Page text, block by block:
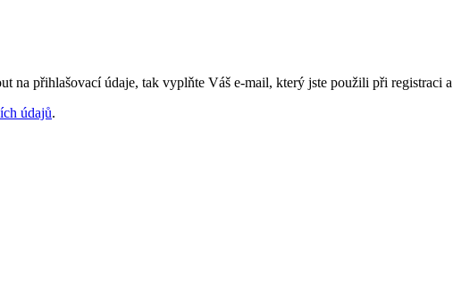
na přihlašovací údaje, tak vyplňte Váš e-mail, který jste použili při registraci
údajů.